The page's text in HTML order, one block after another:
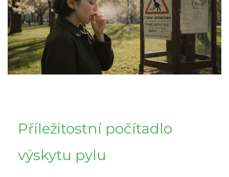
Příležitostní počítadlo
výskytu pylu